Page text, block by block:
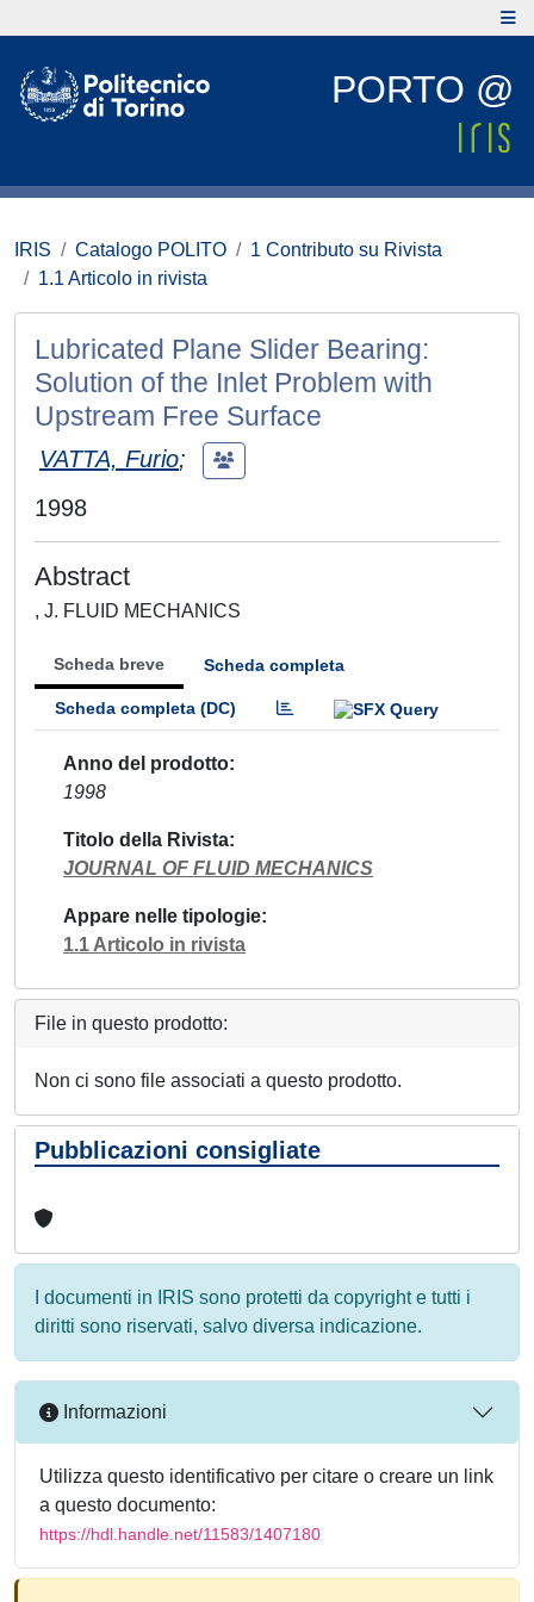
PORTO @
IRIS Catalogo POLITO
1 Contributo su Rivista
1.1 Articolo in rivista
Lubricated Plane Slider Bearing:
Solution of the Inlet Problem with
Upstream Free Surface
VATTA, Furio;
1998
Abstract
, J. FLUID MECHANICS
Scheda breve Scheda completa
Scheda completa (DC)
Anno del prodotto
1998
Titolo della Rivista
JOURNAL OF FLUID MECHANICS
Appare nelle tipologie
1.1 Articolo in rivista
File in questo prodotto:
Non ci sono file associati a questo prodotto.
Pubblicazioni consigliate
I documenti in IRIS sono protetti da copyright e tutti i
diritti sono riservati, salvo diversa indicazione.
Informazioni
Utilizza questo identificativo per citare o creare un link
a questo documento:
https://hdl.handle.net/11583/1407180